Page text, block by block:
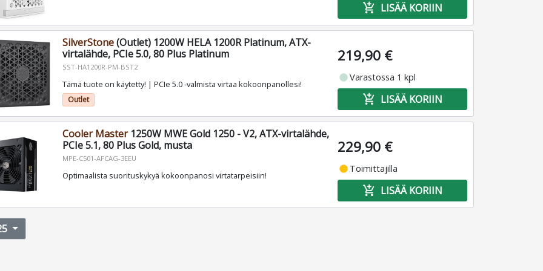
add_shopping_cart LISÄÄ KORIIN
SilverStone(Outlet) 1200W HELA 1200R Platinum, ATX-
virtalähde, PCIe 5.0, 80 Plus Platinum
SST-HA1200R-PM-BST2
Tämä tuote on käytetty! | PCIe 5.0 -valmista virtaa kokoonpanollesi!
Outlet
219,90 €
fiber_manual_recordVarastossa 1 kpl
add_shopping_cart LISÄÄ KORIIN
Cooler Master1250W MWE Gold 1250 - V2, ATX-virtalähde,
PCIe 5.1, 80 Plus Gold, musta
MPE-C501-AFCAG-3EEU
Optimaalista suorituskykyä kokoonpanosi virtatarpeisiin!
229,90 €
fiber_manual_record Toimittajilla
add_shopping_cart LISÄÄ KORIIN